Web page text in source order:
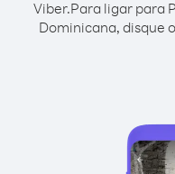
Viber.Para ligar para
Dominicana, disque